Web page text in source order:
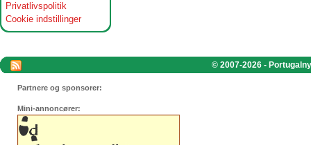
Privatlivspolitik
Cookie indstillinger
© 2007-2026 -
Partnere og sponsorer:
Mini-annoncører: